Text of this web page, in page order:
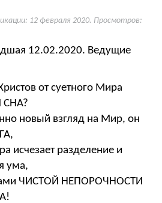
12 февраля 2020. Просмотров:
12.02.2020. Ведущие
от суетного Мира
СНА?
новый взгляд на Мир, он
исчезает разделение и
ума,
ЧИСТОЙ НЕПОРОЧНОСТИ